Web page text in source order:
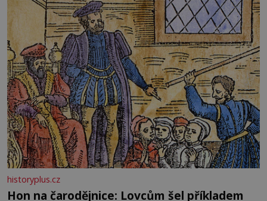
rytířích a létajících dracích.
historyplus.cz
Hon na čarodějnice: Lovcům šel příkladem